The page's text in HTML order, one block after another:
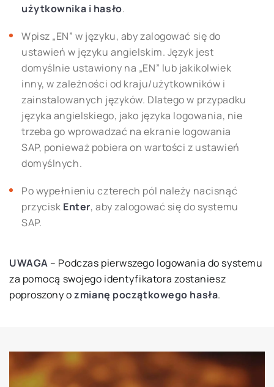
użytkownika i hasło.
Wpisz „EN” w języku, aby zalogować się do
ustawień w języku angielskim. Język jest
domyślnie ustawiony na „EN” lub jakikolwiek
inny, w zależności od kraju/użytkowników i
zainstalowanych języków. Dlatego w przypadku
języka angielskiego, jako języka logowania, nie
trzeba go wprowadzać na ekranie logowania
SAP, ponieważ pobiera on wartości z ustawień
domyślnych.
Po wypełnieniu czterech pól należy nacisnąć
przycisk Enter, aby zalogować się do systemu
SAP.
UWAGA – Podczas pierwszego logowania do systemu
za pomocą swojego identyfikatora zostaniesz
poproszony ozmianę początkowego hasła.